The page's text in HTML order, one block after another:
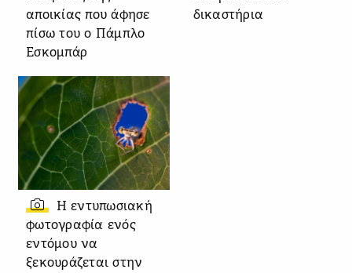
αποικίας που άφησε
πίσω του ο Πάμπλο
Εσκομπάρ
δικαστήρια
Η εντυπωσιακή
φωτογραφία ενός
εντόμου να
ξεκουράζεται στην